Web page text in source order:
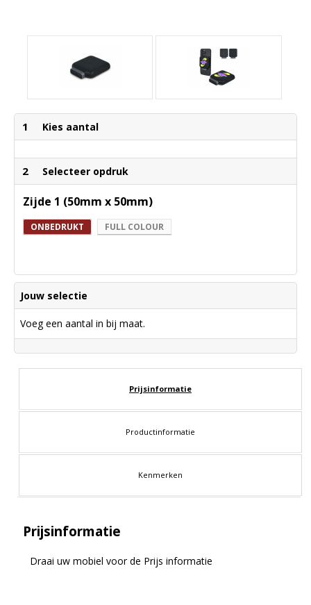
1 Kies aantal
2 Selecteer opdruk
Zijde 1 (50mm x 50mm)
ONBEDRUKT FULL COLOUR
Jouw selectie
Voeg een aantal in bij maat.
Prijsinformatie
Productinformatie
Kenmerken
Prijsinformatie
Draai uw mobiel voor de Prijs informatie